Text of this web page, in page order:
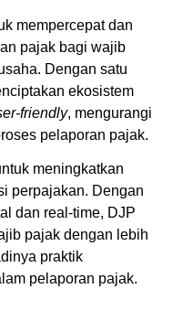
mempercepat dan
pajak bagi wajib
Dengan satu
ekosistem
friendly, mengurangi
pelaporan pajak.
meningkatkan
perpajakan. Dengan
dan real-time, DJP
pajak dengan lebih
praktik
pelaporan pajak.